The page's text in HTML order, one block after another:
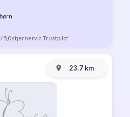
/ 5,0 stjernervia Trustpilot
23.7 km